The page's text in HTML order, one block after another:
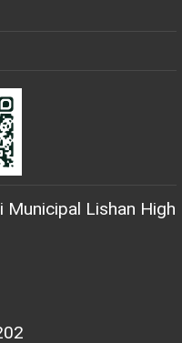
Municipal Lishan High